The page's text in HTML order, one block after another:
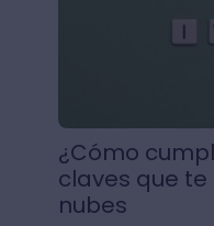
¿Cómo
claves que
nubes